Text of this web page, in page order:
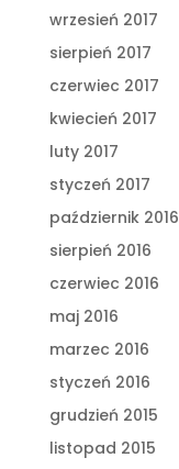
wrzesień 2017
sierpień 2017
czerwiec 2017
kwiecień 2017
luty 2017
styczeń 2017
październik 2016
sierpień 2016
czerwiec 2016
maj 2016
marzec 2016
styczeń 2016
grudzień 2015
listopad 2015